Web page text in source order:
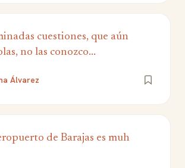
cuestiones, que aún
no las conozco...
Álvarez
de Barajas es muh